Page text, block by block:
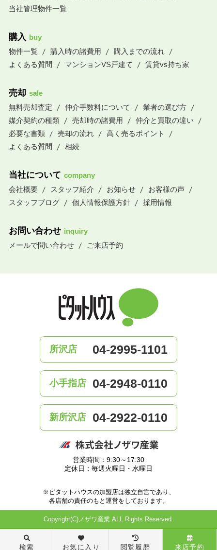
当社管理物件一覧
購入 buy
物件一覧
購入時の諸費用
購入までの流れ
よくある質問
マンションVS戸建て 賃貸vs持ち家
売却 sale
無料売却査定
仲介手数料について
業者の選び方
媒介契約の種類
売却時の諸費用
仲介と買取の違い
必要な書類
売却の流れ
高く売るポイント
よくある質問
相続
当社について company
会社概要
スタッフ紹介 お知らせ
お客様の声
スタッフブログ
個人情報保護方針 採用情報
お問い合わせ inquiry
メールで問い合わせ
ご来店予約
所沢店 04-2995-1101
小手指店 04-2948-0110
新所沢店 04-2922-0110
営業時間：9:30～17:30
定休日：毎週火曜日・水曜日
※ピタットハウスの加盟店は独立自営であり、
各店舗の責任のもと運営をしております。
Copyright(C)ノザワ産業 ALL Rights Reserved.
検索 お気に入り 閲覧履歴 来店予約